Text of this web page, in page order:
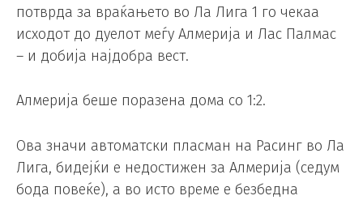
потврда за враќањето во Ла Лига 1 го чекаа
исходот до дуелот меѓу Алмерија и Лас Палмас
– и добија најдобра вест.
Алмерија беше поразена дома со 1:2.
Ова значи автоматски пласман на Расинг во Ла
Лига, бидејќи е недостижен за Алмерија (седум
бода повеќе), а во исто време е безбедна